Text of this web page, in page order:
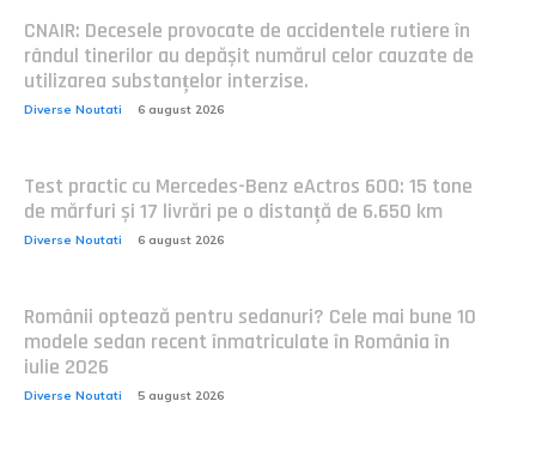
CNAIR: Decesele provocate de accidentele rutiere în
rândul tinerilor au depășit numărul celor cauzate de
utilizarea substanțelor interzise.
Diverse Noutati 6 august 2026
Test practic cu Mercedes-Benz eActros 600: 15 tone
de mărfuri și 17 livrări pe o distanță de 6.650 km
Diverse Noutati 6 august 2026
Românii optează pentru sedanuri? Cele mai bune 10
modele sedan recent înmatriculate în România în
iulie 2026
Diverse Noutati 5 august 2026